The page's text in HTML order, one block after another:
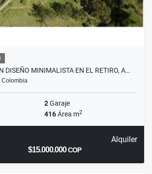
DISEÑO MINIMALISTA EN EL RETIRO, A…
Colombia
2Garaje
416Área m2
Alquiler
$15.000.000COP